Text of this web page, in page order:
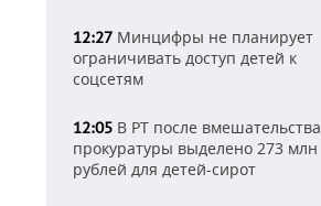
12:27 Минцифры не планирует
ограничивать доступ детей к
соцсетям
12:05 В РТ после вмешательства
прокуратуры выделено 273 млн
рублей для детей-сирот